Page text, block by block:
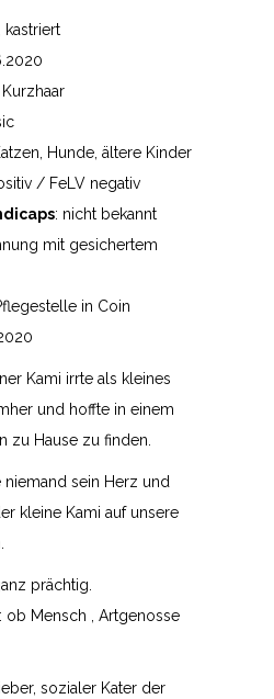
kastriert
Hunde, ältere Kinder
/ FeLV negativ
: nicht bekannt
mit gesichertem
in Coin
Kami irrte als kleines
und hoffte in einem
zu Hause zu finden.
sein Herz und
kleine Kami auf unsere
prächtig.
ob Mensch , Artgenosse
sozialer Kater der